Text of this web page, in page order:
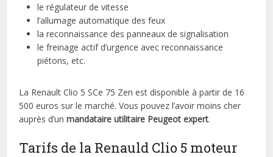
le régulateur de vitesse
l’allumage automatique des feux
la reconnaissance des panneaux de signalisation
le freinage actif d’urgence avec reconnaissance
piétons, etc.
La Renault Clio 5 SCe 75 Zen est disponible à partir de 16
500 euros sur le marché. Vous pouvez l’avoir moins cher
auprès d’unmandataire utilitaire Peugeot expert.
Tarifs de la Renauld Clio 5 moteur